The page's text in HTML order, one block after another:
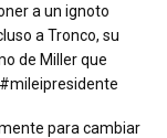
a un ignoto
a Tronco, su
de Miller que
para cambiar